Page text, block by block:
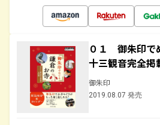
０１ 御朱印で
十三観音完全
御朱印
2019.08.07 発売